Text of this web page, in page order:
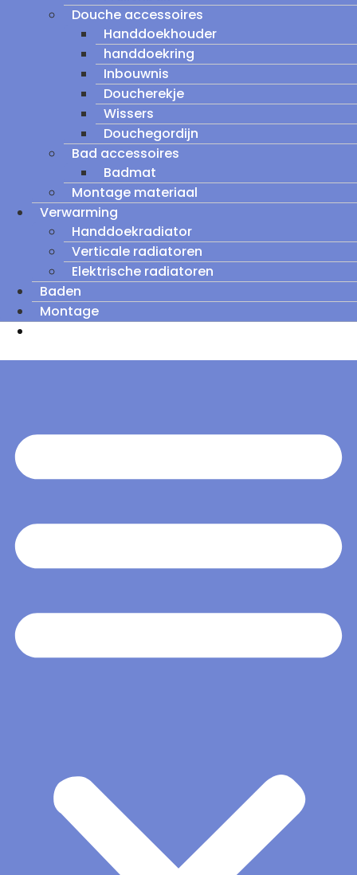
Douche accessoires
Handdoekhouder
handdoekring
Inbouwnis
Doucherekje
Wissers
Douchegordijn
Bad accessoires
Badmat
Montage materiaal
Verwarming
Handdoekradiator
Verticale radiatoren
Elektrische radiatoren
Baden
Montage